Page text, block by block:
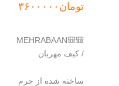
۳۶۰۰۰۰۰
🎒🎒MEHRABAAN
/ کیف مهربان
ساخته شده از چرم